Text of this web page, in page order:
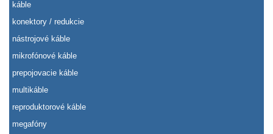
káble
konektory / redukcie
nástrojové káble
mikrofónové káble
prepojovacie káble
multikáble
reproduktorové káble
megafóny